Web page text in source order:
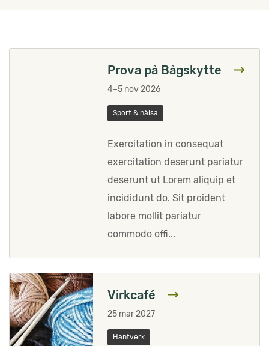
Prova på Bågskytte
4–5 nov 2026
Sport & hälsa
Exercitation in consequat
exercitation deserunt pariatur
deserunt ut Lorem aliquip et
incididunt do. Sit proident
labore mollit pariatur
commodo offi...
Virkcafé
25 mar 2027
Hantverk